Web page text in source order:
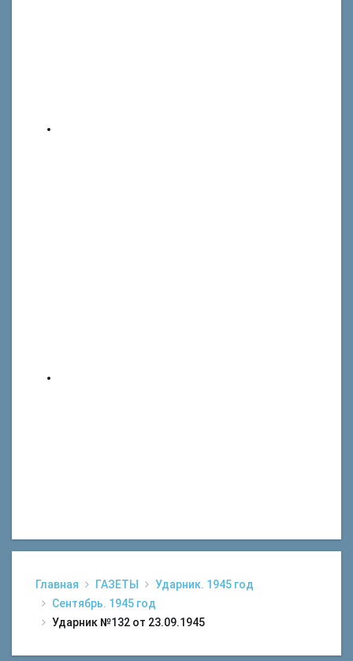
Главная ГАЗЕТЫ
Ударник. 1945 год
Сентябрь. 1945 год
Ударник №132 от 23.09.1945